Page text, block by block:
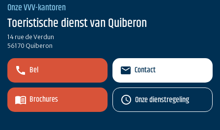
Onze VVV-kantoren
Toeristische dienst van Quiberon
14 rue de Verdun
56170 Quiberon
Bel
Brochures
Contact
Onze dienstregeling